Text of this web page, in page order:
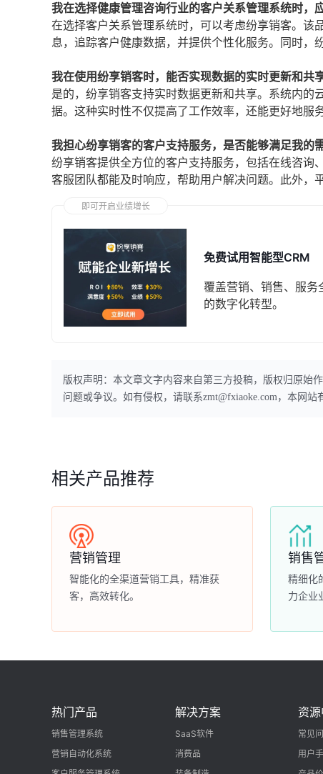
我在选择健康管理咨询行业的客户关系管理系统时，
在选择客户关系管理系统时，可以考虑纷享销客。
息，追踪客户健康数据，并提供个性化服务。同时，
我在使用纷享销客时，能否实现数据的实时更新和共享
是的，纷享销客支持实时数据更新和共享。系统内
据。这种实时性不仅提高了工作效率，还能更好地服
我担心纷享销客的客户支持服务，是否能够满足我的
纷享销客提供全方位的客户支持服务，包括在线咨询
客服团队都能及时响应，帮助用户解决问题。此外，
即可开启业绩增长
免费试用智能型CRM
覆盖营销、销售、服务
的数字化转型。
版权声明：本文章文字内容来自第三方投稿，版权归原始
问题或争议。如有侵权，请联系zmt@fxiaoke.com，本网站
相关产品推荐
营销管理
智能化的全渠道营销工具，精准获
客，高效转化。
销售
精细化
力企业
热门产品
销售管理系统
营销自动化系统
解决方案
SaaS软件
消费品
资
常见
用户